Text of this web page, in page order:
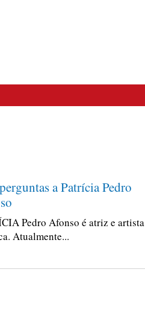
a Patrícia Pedro
Pedro Afonso é atriz e artista
Atualmente...